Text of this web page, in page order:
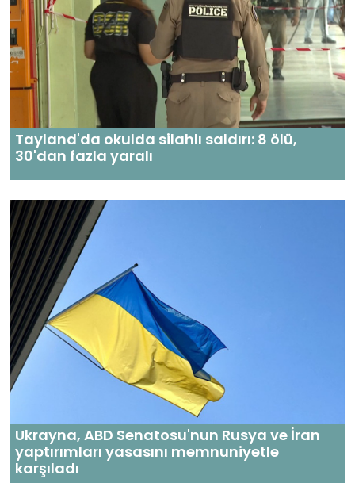
Tayland'da okulda silahlı saldırı: 8 ölü,
30'dan fazla yaralı
Ukrayna, ABD Senatosu'nun Rusya ve İran
yaptırımları yasasını memnuniyetle
karşıladı